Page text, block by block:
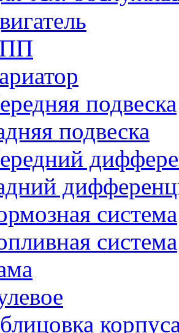
подвеска
подвеска
система
система